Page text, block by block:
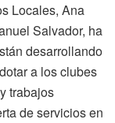
Locales, Ana
Salvador, ha
desarrollando
a los clubes
trabajos
de servicios en